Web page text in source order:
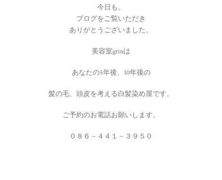
今日も、
ブログをご覧いただき
ありがとうございました。
美容室grinは
あなたの5年後、10年後の
髪の毛、頭皮を考える白髪染め屋です。
ご予約のお電話お願いします。
０８６－４４１－３９５０